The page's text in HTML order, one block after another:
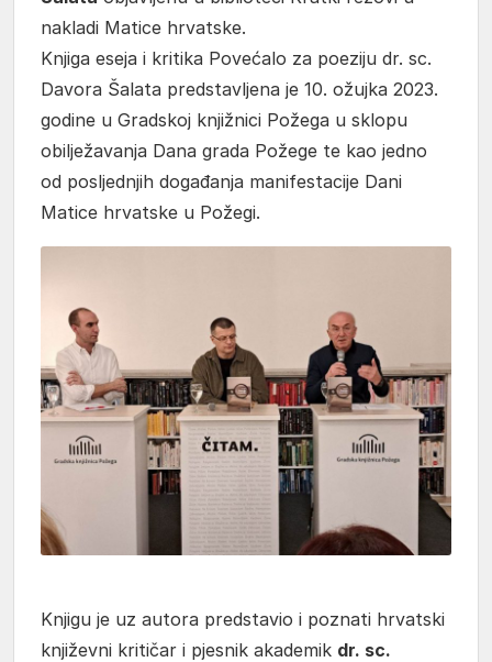
nakladi Matice hrvatske.
Knjiga eseja i kritika Povećalo za poeziju dr. sc.
Davora Šalata predstavljena je 10. ožujka 2023.
godine u Gradskoj knjižnici Požega u sklopu
obilježavanja Dana grada Požege te kao jedno
od posljednjih događanja manifestacije Dani
Matice hrvatske u Požegi.
Knjigu je uz autora predstavio i poznati hrvatski
književni kritičar i pjesnik akademik dr. sc.